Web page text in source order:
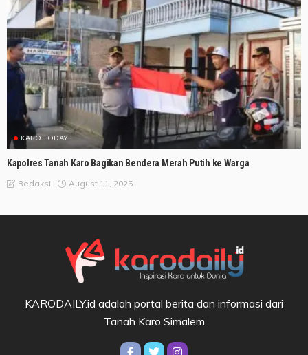
KARO TODAY
Kapolres Tanah Karo Bagikan Bendera Merah Putih ke Warga
Redaksi August 11, 2025
KARODAILY.id adalah portal berita dan informasi dari
Tanah Karo Simalem